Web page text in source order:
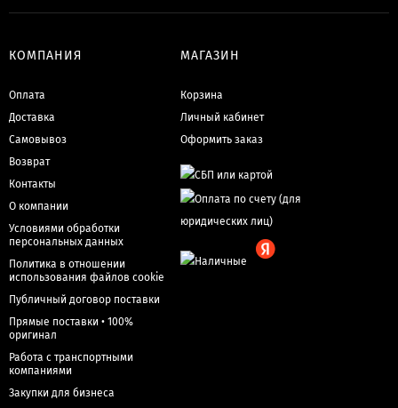
КОМПАНИЯ
Оплата
Доставка
Самовывоз
Возврат
Контакты
О компании
Условиями обработки
персональных данных
Политика в отношении
использования файлов cookie
Публичный договор поставки
Прямые поставки • 100%
оригинал
Работа с транспортными
компаниями
Закупки для бизнеса
МАГАЗИН
Корзина
Личный кабинет
Оформить заказ